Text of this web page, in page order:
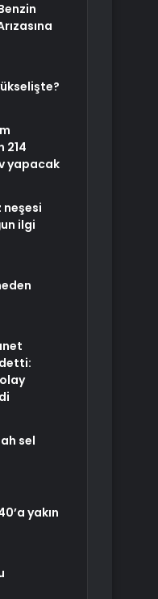
214
yapacak
neşesi
ilgi
sel
yakın